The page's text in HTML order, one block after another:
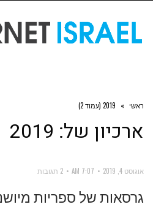
ראשי » 2019 (עמוד 2)
ארכיון של: 2019
אוגוסט 4, 2019 7:07 AM 2 תגובות
גרסאות של ספריות